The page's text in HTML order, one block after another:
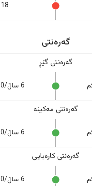
18 ئینج
گەرەنتی
گەرەنتی گێڕ
6 ساڵ/200,000 کم
گەرەنتی مەکینە
6 ساڵ/200,000 کم
گەرەنتی کارەبایی
6 ساڵ/200,000 کم